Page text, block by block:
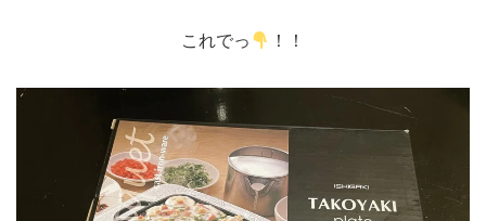
これでっ ！！